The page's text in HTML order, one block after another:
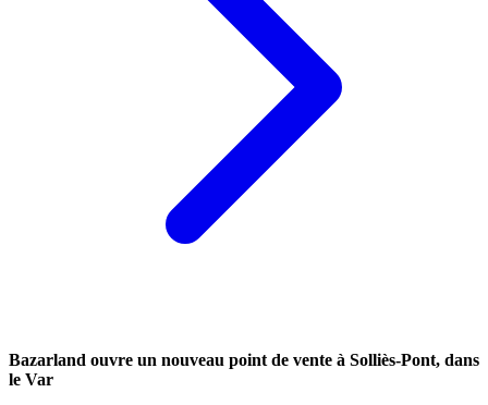
Bazarland ouvre un nouveau point de vente à Solliès-Pont, dans
le Var